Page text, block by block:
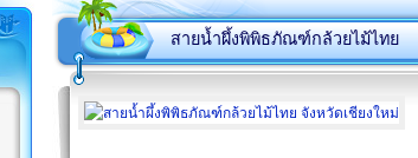
สายน้ำผึ้งพิพิธภัณฑ์กล้วยไม้ไทย